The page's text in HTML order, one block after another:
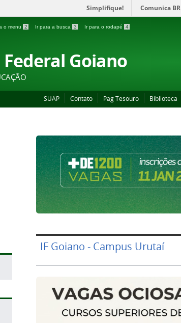
Simplifique! Comunica BR
o menu 2 Ir para a busca 3 Ir para o rodapé 4
Goiano
SUAP Contato Pag Tesouro Biblioteca
IF Goiano - Campus Urutaí